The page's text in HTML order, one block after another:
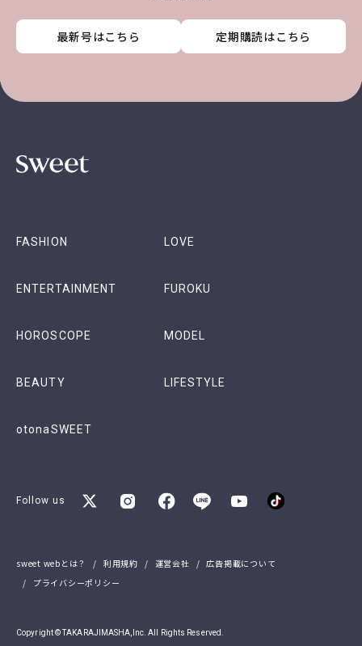
最新号はこちら 定期購読はこちら
最新号はこちら 定期購読はこちら
最新号はこちら 定期購読はこちら
最新号はこちら 定期購読はこちら
FASHION LOVE
ENTERTAINMENT FUROKU
HOROSCOPE MODEL
BEAUTY LIFESTYLE
otonaSWEET
Follow us
sweet webとは？ 利用規約 運営会社
広告掲載について
プライバシーポリシー
Copyright © TAKARAJIMASHA,Inc. All Rights Reserved.